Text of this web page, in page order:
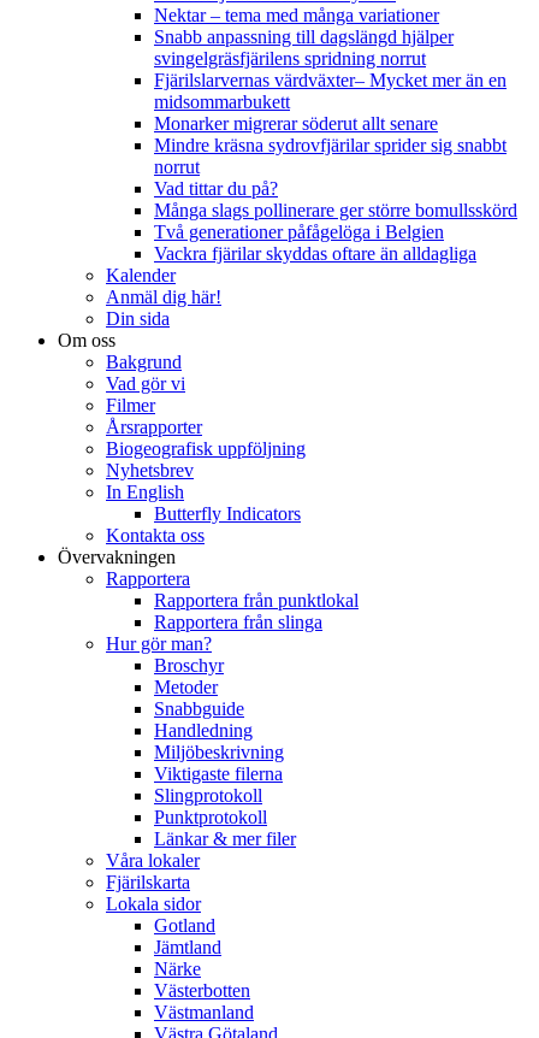
Nektar – tema med många variationer
Snabb anpassning till dagslängd hjälper
svingelgräsfjärilens spridning norrut
Fjärilslarvernas värdväxter– Mycket mer än en
midsommarbukett
Monarker migrerar söderut allt senare
Mindre kräsna sydrovfjärilar sprider sig snabbt
norrut
Vad tittar du på?
Många slags pollinerare ger större bomullsskörd
Två generationer påfågelöga i Belgien
Vackra fjärilar skyddas oftare än alldagliga
Kalender
Anmäl dig här!
Din sida
Om oss
Bakgrund
Vad gör vi
Filmer
Årsrapporter
Biogeografisk uppföljning
Nyhetsbrev
In English
Butterfly Indicators
Kontakta oss
Övervakningen
Rapportera
Rapportera från punktlokal
Rapportera från slinga
Hur gör man?
Broschyr
Metoder
Snabbguide
Handledning
Miljöbeskrivning
Viktigaste filerna
Slingprotokoll
Punktprotokoll
Länkar & mer filer
Våra lokaler
Fjärilskarta
Lokala sidor
Gotland
Jämtland
Närke
Västerbotten
Västmanland
Västra Götaland